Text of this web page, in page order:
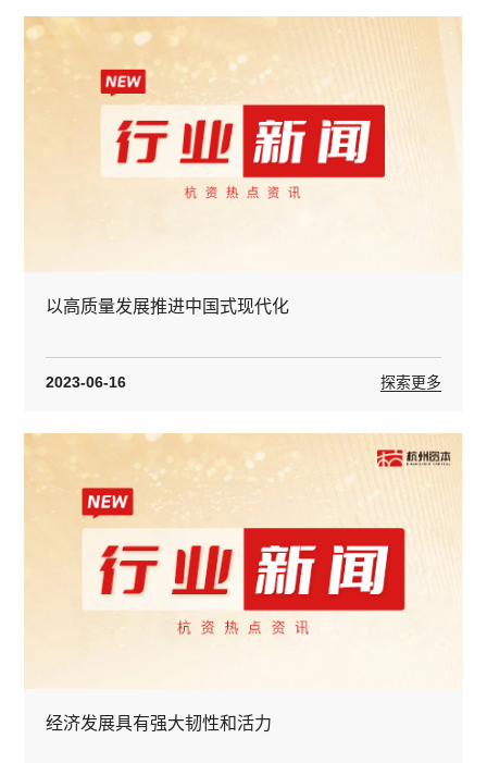
以高质量发展推进中国式现代化
2023-06-16 探索更多
经济发展具有强大韧性和活力